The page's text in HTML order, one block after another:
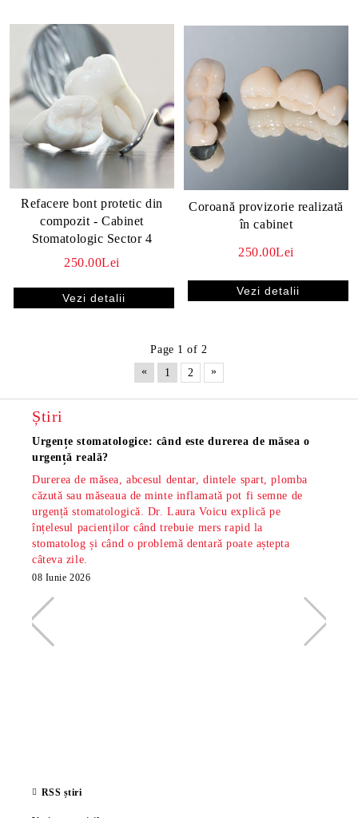
Refacere bont protetic din
compozit - Cabinet
Stomatologic Sector 4
250.00Lei
Vezi detalii
Coroană provizorie realizată
în cabinet
250.00Lei
Vezi detalii
Page 1 of 2
«
1 2 »
Știri
Urgențe stomatologice: când este durerea de măsea o
urgență reală?
Durerea de măsea, abcesul dentar, dintele spart, plomba
căzută sau măseaua de minte inflamată pot fi semne de
urgență stomatologică. Dr. Laura Voicu explică pe
înțelesul pacienților când trebuie mers rapid la
stomatolog și când o problemă dentară poate aștepta
câteva zile.
08 Iunie 2026
RSS știri